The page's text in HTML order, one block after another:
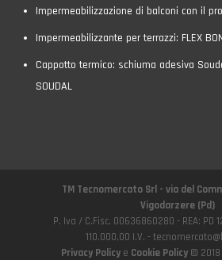
Impermeabilizzazione di balconi con il
Impermeabilizzante per terrazzi: FLEX
Cappotto termico: schiuma adesiva
SOUDAL
TM Tecnomercato Srl - via del
Vigodarzere (Pd)
P. Iva / C.Fisc. 00636860280 - REA: PD
110.000,00 I.V. -
Privacy Policy e Cookie Policy© 2018